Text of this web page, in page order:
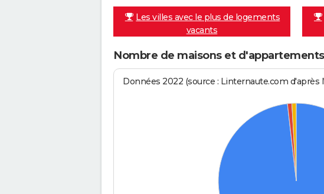
Les villes avec le plus de logements
vacants
Nombre de maisons et
Données 2022 (source : Linternaute.com d'après